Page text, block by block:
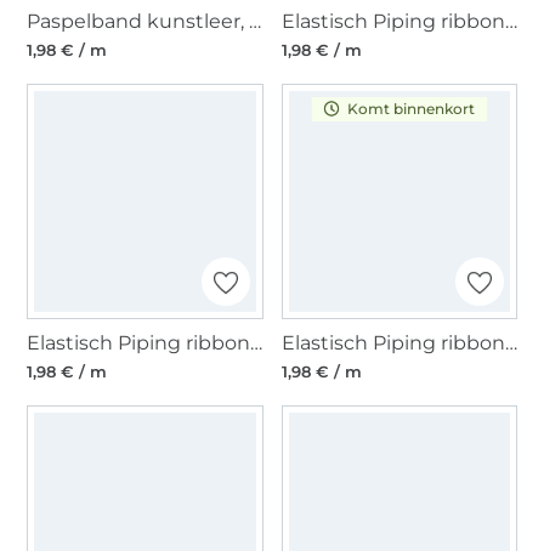
Paspelband kunstleer, grijs
1,98 € / m
Elastisch Piping ribbon, donker mint
1,98 € / m
Elastisch Piping ribbon, licht grijs melange
1,98 € / m
Komt binnenkort
Elastisch Piping ribbon, mint
1,98 € / m